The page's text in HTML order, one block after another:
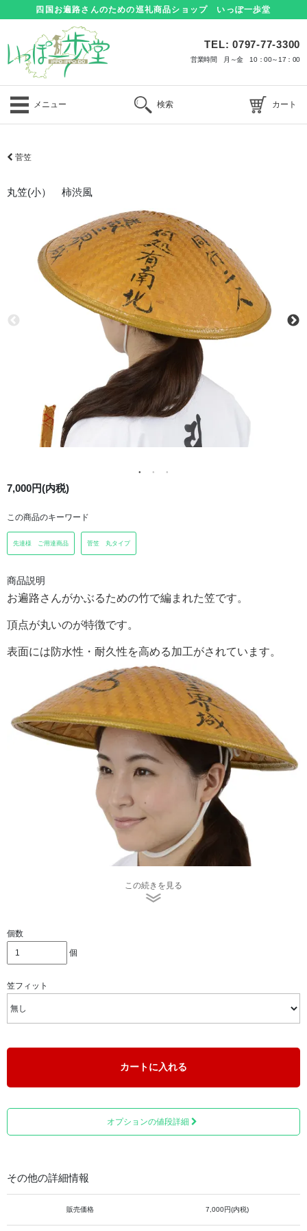
四国お遍路さんのための巡礼商品ショップ いっぽ一歩堂
TEL: 0797-77-3300
営業時間 月～金 10：00～17：00
メニュー 検索 カート
菅笠
丸笠(小） 柿渋風
7,000円(内税)
この商品のキーワード
先達様 ご用達商品 菅笠 丸タイプ
商品説明
お遍路さんがかぶるための竹で編まれた笠です。
頂点が丸いのが特徴です。
表面には防水性・耐久性を高める加工がされています。
※柿渋風に仕立てておりますが、柿渋は塗布しておりませ
エナメル塗料による吹付塗装品となります。ご注意くださ
い。
頭を固定する五徳と呼ばれる台座が付いています。
り）、「悟故十方空」（＝悟るがゆえに十方は空なり）、
「本来無東西」（＝本来東西は無く）、「何処有南北」
かれています。梵字が正面に来るようにかぶるのが一般的
です。
この続きを見る
個数
個
笠フィット
カートに入れる
オプションの値段詳細
その他の詳細情報
販売価格 7,000円(内税)